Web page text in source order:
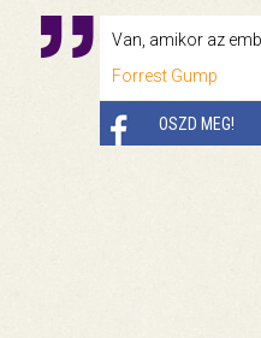
Van, amikor az
Forrest Gump
OSZD MEG!